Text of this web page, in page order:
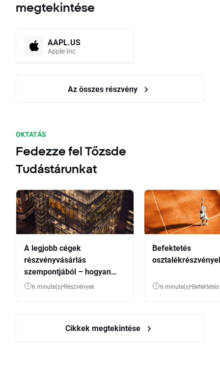
megtekintése
AAPL.US
Apple Inc
Az összes részvény
OKTATÁS
Fedezze fel Tőzsde
Tudástárunkat
A legjobb cégek
részvényvásárlás
szempontjából – hogyan
válasszunk?
6 minute(s) Részvények
Befektetés
6 minute(s) Befektetés
Cikkek megtekintése